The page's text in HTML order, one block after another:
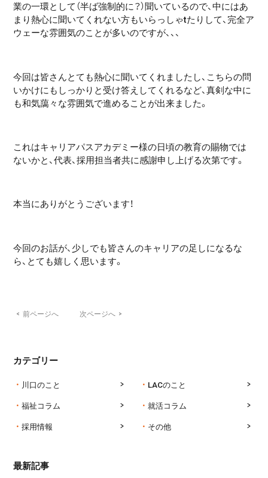
業の一環として（半ば強制的に？）聞いているので、中にはあ
まり熱心に聞いてくれない方もいらっしゃtたりして、完全ア
ウェーな雰囲気のことが多いのですが、、、
今回は皆さんとても熱心に聞いてくれましたし、こちらの問
いかけにもしっかりと受け答えしてくれるなど、真剣な中に
も和気藹々な雰囲気で進めることが出来ました。
これはキャリアパスアカデミー様の日頃の教育の賜物では
ないかと、代表、採用担当者共に感謝申し上げる次第です。
本当にありがとうございます！
今回のお話が、少しでも皆さんのキャリアの足しになるな
ら、とても嬉しく思います。
< 前ページへ 次ページへ >
カテゴリー
川口のこと
LACのこと
福祉コラム
就活コラム
採用情報
その他
最新記事